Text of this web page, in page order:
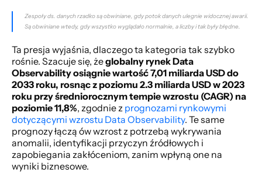
Zespoły ds. danych rzadko są obwiniane, gdy potok danych ulegnie widocznej awarii.
Są obwiniane wtedy, gdy wszystko wyglądało normalnie, a liczby i tak były błędne.
Ta presja wyjaśnia, dlaczego ta kategoria tak szybko
rośnie. Szacuje się, że globalny rynek Data
Observability osiągnie wartość 7,01 miliarda USD do
2033 roku, rosnąc z poziomu 2.3 miliarda USD w 2023
roku przy średniorocznym tempie wzrostu (CAGR) na
poziomie 11,8%, zgodnie z prognozami rynkowymi
dotyczącymi wzrostu Data Observability. Te same
prognozy łączą ów wzrost z potrzebą wykrywania
anomalii, identyfikacji przyczyn źródłowych i
zapobiegania zakłóceniom, zanim wpłyną one na
wyniki biznesowe.